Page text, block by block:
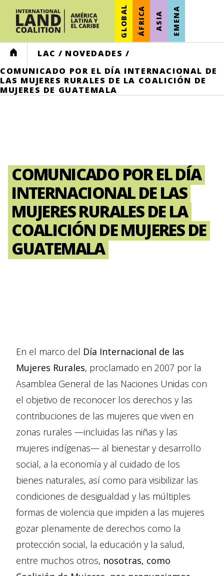
GLOBAL ÁFRICA ASIA EMENA
HOME LAC / NOVEDADES /
COMUNICADO POR EL DÍA INTERNACIONAL DE
LAS MUJERES RURALES DE LA COALICIÓN DE
MUJERES DE GUATEMALA
COMUNICADO POR EL DÍA
INTERNACIONAL DE LAS
MUJERES RURALES DE LA
COALICIÓN DE MUJERES DE
GUATEMALA
En el marco del Día Internacional de las
Mujeres Rurales, proclamado en 2007 por la
Asamblea General de las Naciones Unidas con
el objetivo de reconocer los derechos y las
contribuciones de las mujeres que viven en
zonas rurales —incluidas las niñas y las
mujeres indígenas— al bienestar y desarrollo
social, a la economía y al cuidado de los
bienes naturales, así como para visibilizar las
condiciones de desigualdad y las múltiples
formas de violencia que impiden a las mujeres
gozar plenamente de derechos como la
protección social, la educación y la salud,
entre muchos otros, nosotras, como